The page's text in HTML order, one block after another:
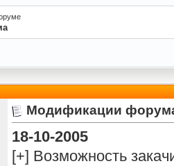
Модификации
18-10-2005
[+] Возможность